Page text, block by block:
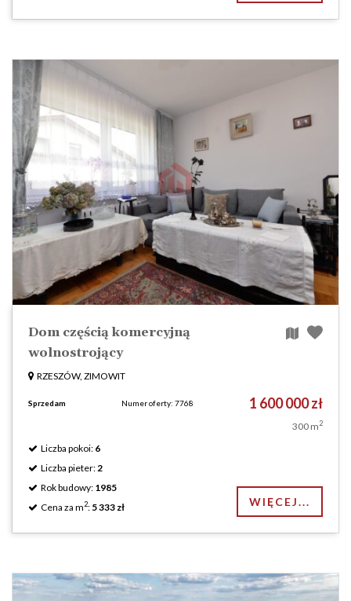
Dom częścią komercyjną
wolnostrojący
RZESZÓW, ZIMOWIT
Sprzedam Numer oferty: 7768 1 600 000 zł
300 m2
Liczba pokoi: 6
Liczba pieter: 2
Rok budowy: 1985
Cena za m2: 5 333 zł WIĘCEJ...